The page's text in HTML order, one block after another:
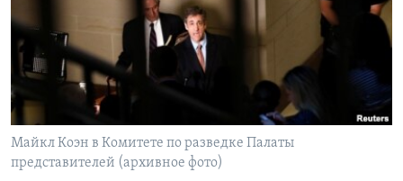
Learning English
СОЦИАЛЬНЫЕ СЕТИ
Языки
Майкл Коэн в Комитете по разведке Палаты
представителей (архивное фото)